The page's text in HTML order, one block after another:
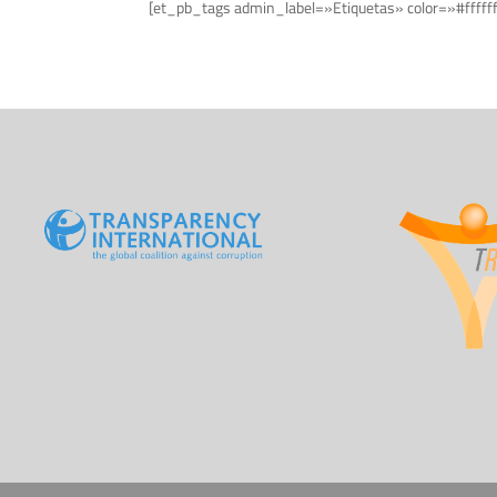
[et_pb_tags admin_label=»Etiquetas»